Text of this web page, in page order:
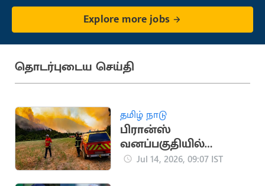
Explore more jobs
தொடர்புடைய செய்தி
தமிழ் நாடு
பிரான்ஸ்
வனப்பகுதியில்
காட்டுத்தீ: 3,250 ஏக்கர்
Jul 14, 2026, 09:07 IST